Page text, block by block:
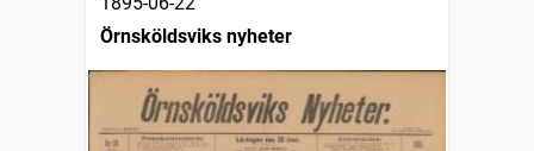
Örnsköldsviks nyheter